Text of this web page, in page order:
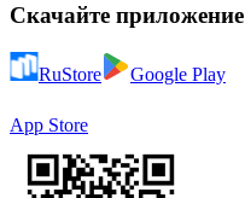
Скачайте приложение
RuStore Google Play
App Store